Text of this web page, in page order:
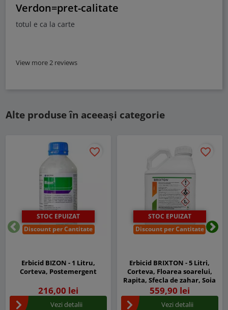
verdon=pret-calitate
totul e ca la carte
View more 2 reviews
Alte produse în aceeași categorie
STOC EPUIZAT
Discount per Cantitate
favorite_border
Erbicid BIZON - 1 Litru,
Corteva, Postemergent
216,00 lei
Vezi detalii
STOC EPUIZAT
Discount per Cantitate
favorite_border
Erbicid BRIXTON - 5 Litri,
Corteva, Floarea soarelui,
Rapita, Sfecla de zahar, Soia
559,90 lei
Vezi detalii